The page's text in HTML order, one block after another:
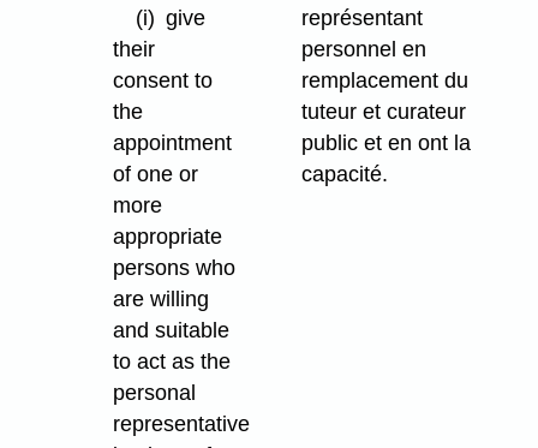
(i) give
their
consent to
the
appointment
of one or
more
appropriate
persons who
are willing
and suitable
to act as the
personal
representative
représentant
personnel en
remplacement du
tuteur et curateur
public et en ont la
capacité.